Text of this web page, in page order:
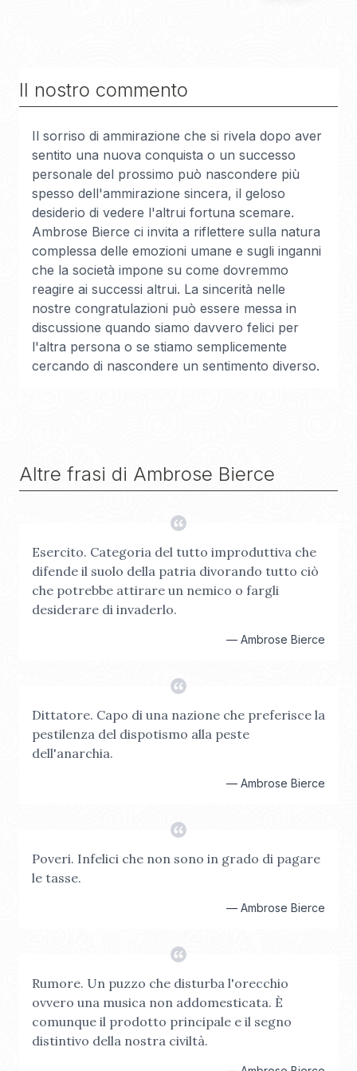
Il nostro commento
Il sorriso di ammirazione che si rivela dopo aver
sentito una nuova conquista o un successo
personale del prossimo può nascondere più
spesso dell'ammirazione sincera, il geloso
desiderio di vedere l'altrui fortuna scemare.
Ambrose Bierce ci invita a riflettere sulla natura
complessa delle emozioni umane e sugli inganni
che la società impone su come dovremmo
reagire ai successi altrui. La sincerità nelle
nostre congratulazioni può essere messa in
discussione quando siamo davvero felici per
l'altra persona o se stiamo semplicemente
cercando di nascondere un sentimento diverso.
Altre frasi di Ambrose Bierce
Esercito. Categoria del tutto improduttiva che
difende il suolo della patria divorando tutto ciò
che potrebbe attirare un nemico o fargli
desiderare di invaderlo.
— Ambrose Bierce
Dittatore. Capo di una nazione che preferisce la
pestilenza del dispotismo alla peste
dell'anarchia.
— Ambrose Bierce
Poveri. Infelici che non sono in grado di pagare
le tasse.
— Ambrose Bierce
Rumore. Un puzzo che disturba l'orecchio
ovvero una musica non addomesticata. È
comunque il prodotto principale e il segno
distintivo della nostra civiltà.